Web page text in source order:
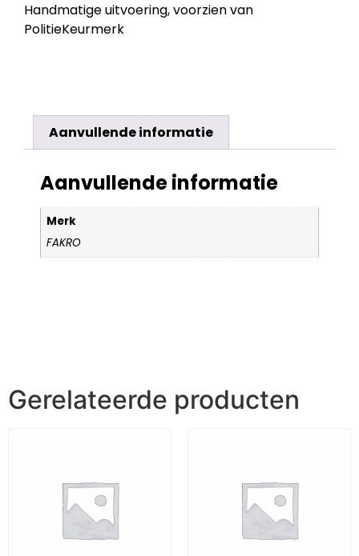
Handmatige uitvoering, voorzien van
PolitieKeurmerk
Aanvullende informatie
Aanvullende informatie
Merk
FAKRO
Gerelateerde producten